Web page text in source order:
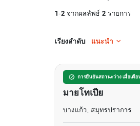
1-2 จากผลลัพธ์ 2 รายการ
เรียงลำดับ แนะนำ
การยืนยันสถานะว่าง เมื่อเดื
วิสซ์ดอม เดอะ ฟอเ
มายโทเปีย
บางแก้ว, สมุทรปราการ